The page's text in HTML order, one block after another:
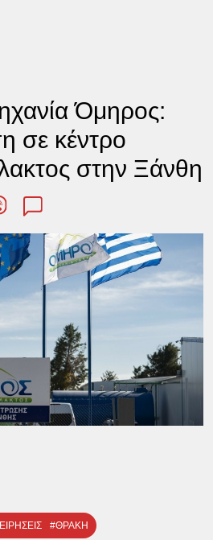
Όμηρος:
σε κέντρο
στην Ξάνθη
#ΘΡΑΚΗ